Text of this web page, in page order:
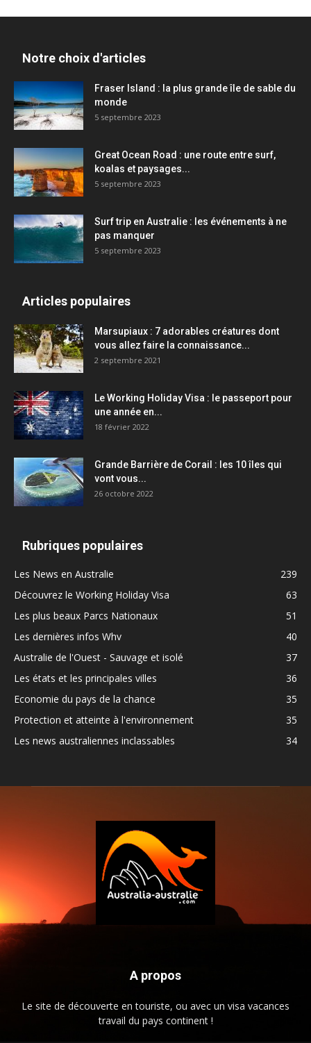
Notre choix d'articles
Fraser Island : la plus grande île de sable du
monde
5 septembre 2023
Great Ocean Road : une route entre surf,
koalas et paysages...
5 septembre 2023
Surf trip en Australie : les événements à ne
pas manquer
5 septembre 2023
Articles populaires
Marsupiaux : 7 adorables créatures dont
vous allez faire la connaissance...
2 septembre 2021
Le Working Holiday Visa : le passeport pour
une année en...
18 février 2022
Grande Barrière de Corail : les 10 îles qui
vont vous...
26 octobre 2022
Rubriques populaires
Les News en Australie
239
Découvrez le Working Holiday Visa
63
Les plus beaux Parcs Nationaux
51
Les dernières infos Whv
40
Australie de l'Ouest - Sauvage et isolé
37
Les états et les principales villes
36
Economie du pays de la chance
35
Protection et atteinte à l'environnement
35
Les news australiennes inclassables
34
A propos
Le site de découverte en touriste, ou avec un visa vacances
travail du pays continent !